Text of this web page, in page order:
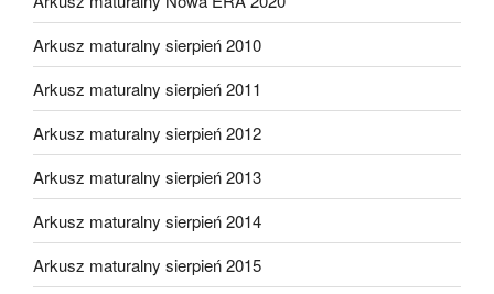
Arkusz maturalny sierpień 2010
Arkusz maturalny sierpień 2011
Arkusz maturalny sierpień 2012
Arkusz maturalny sierpień 2013
Arkusz maturalny sierpień 2014
Arkusz maturalny sierpień 2015